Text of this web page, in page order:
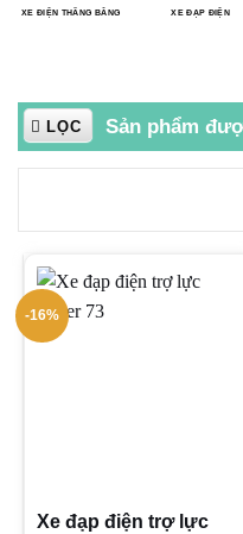
XE ĐIỆN THĂNG BẰNG XE ĐẠP ĐIỆN
Sản phẩm
LỌC
-16%
Xe đạp điện trợ lực